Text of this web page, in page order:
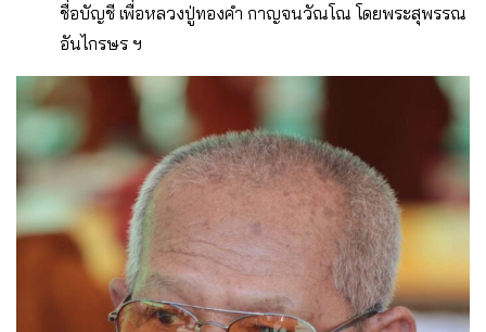
ชื่อ​บัญชี​ เพื่อ​หลวงปู่ทองคำ กาญ​จน​วัณโณ โดยพระสุพรรณ​
อันไกรษร ฯ